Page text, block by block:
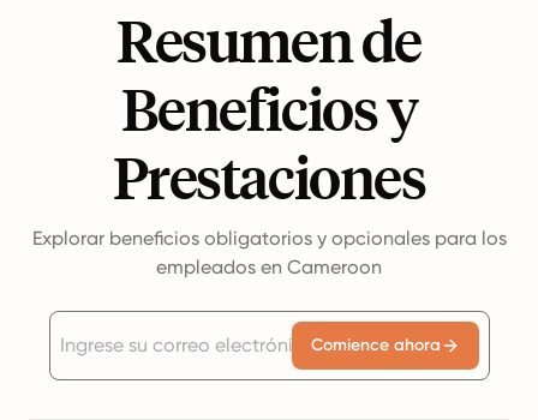
Resumen de
Beneficios y
Prestaciones
Explorar beneficios obligatorios y opcionales para los
empleados en Cameroon
Comience ahora